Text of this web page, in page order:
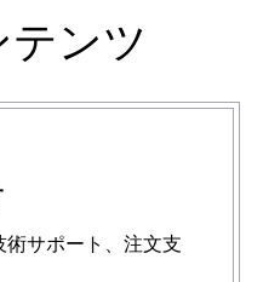
テンツ
サポート、注文支